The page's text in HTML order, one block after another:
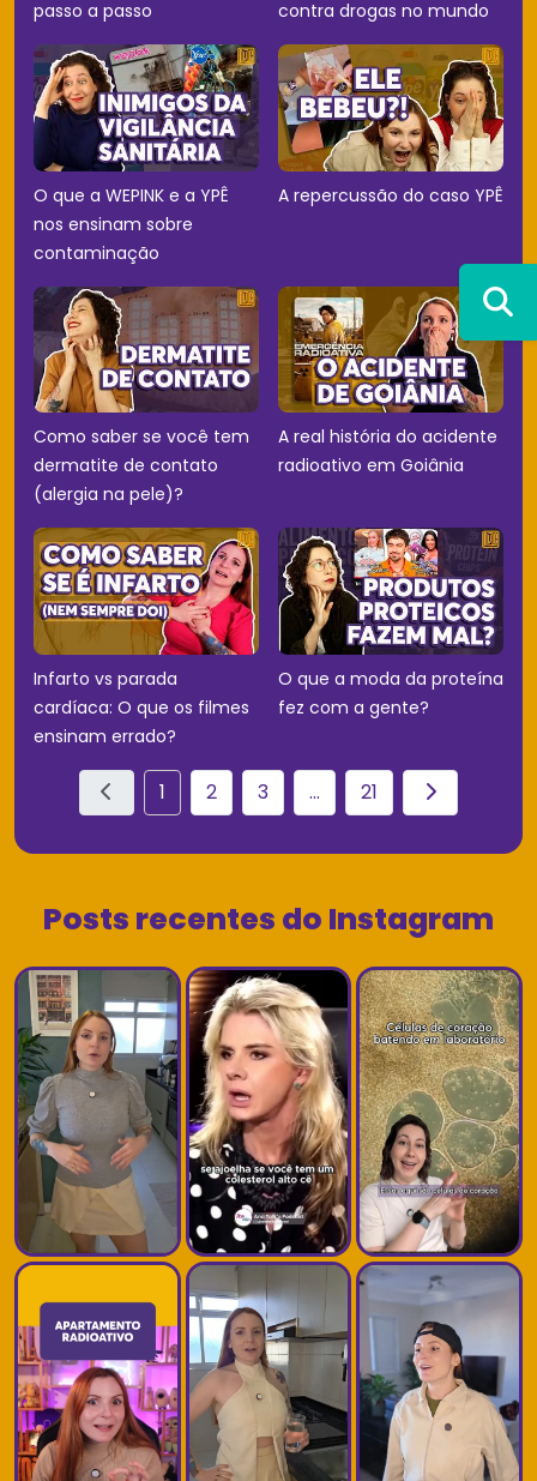
passo a passo contra drogas no mundo
O que a WEPINK e a YPÊ
nos ensinam sobre
contaminação
A repercussão do caso YPÊ
Como saber se você tem
dermatite de contato
(alergia na pele)?
A real história do acidente
radioativo em Goiânia
Infarto vs parada
cardíaca: O que os filmes
ensinam errado?
O que a moda da proteína
fez com a gente?
1 2 3 ... 21
Posts recentes do Instagram